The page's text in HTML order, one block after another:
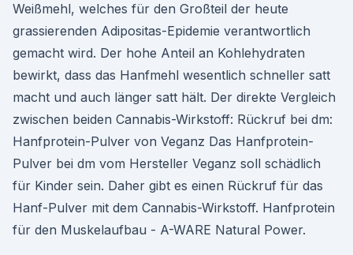
Weißmehl, welches für den Großteil der heute
grassierenden Adipositas-Epidemie verantwortlich
gemacht wird. Der hohe Anteil an Kohlehydraten
bewirkt, dass das Hanfmehl wesentlich schneller satt
macht und auch länger satt hält. Der direkte Vergleich
zwischen beiden Cannabis-Wirkstoff: Rückruf bei dm:
Hanfprotein-Pulver von Veganz Das Hanfprotein-
Pulver bei dm vom Hersteller Veganz soll schädlich
für Kinder sein. Daher gibt es einen Rückruf für das
Hanf-Pulver mit dem Cannabis-Wirkstoff. Hanfprotein
für den Muskelaufbau - A-WARE Natural Power.